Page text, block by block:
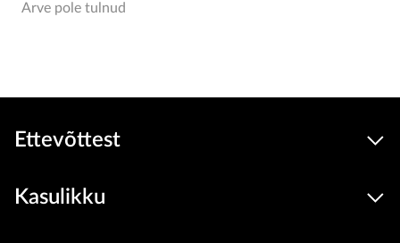
Arve pole tulnud
Ettevõttest
Kasulikku